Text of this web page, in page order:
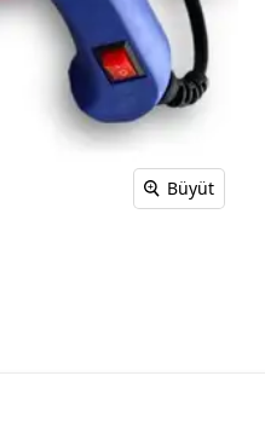
Büyüt